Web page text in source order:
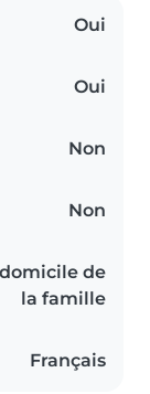
Oui
Oui
Non
Non
de
la famille
Français